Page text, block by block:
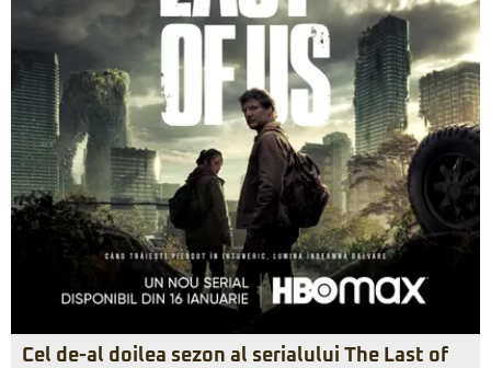
Cel de-al doilea sezon al serialului The Last of